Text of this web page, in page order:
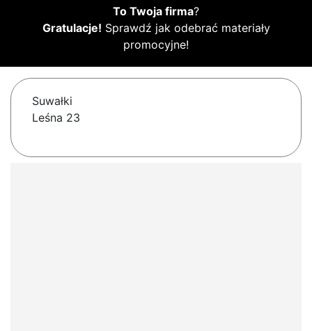
To Twoja firma?
Gratulacje! Sprawdź jak odebrać materiały
promocyjne!
Suwałki
Leśna 23